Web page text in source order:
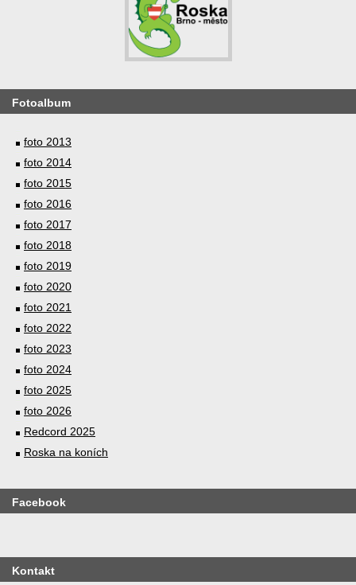
Fotoalbum
foto 2013
foto 2014
foto 2015
foto 2016
foto 2017
foto 2018
foto 2019
foto 2020
foto 2021
foto 2022
foto 2023
foto 2024
foto 2025
foto 2026
Redcord 2025
Roska na koních
Facebook
Kontakt